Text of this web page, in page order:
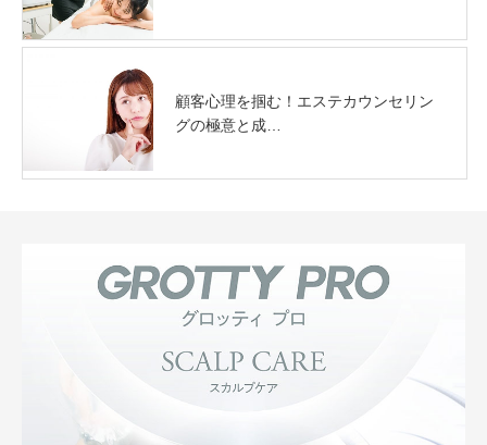
顧客心理を掴む！エステカウンセリン
グの極意と成…